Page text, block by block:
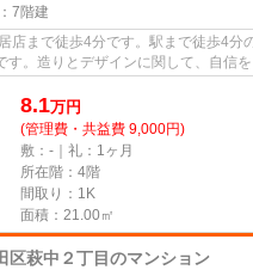
7階建
店まで徒歩4分です。駅まで徒歩4分
す。造りとデザインに関して、自信
ン...
8.1万円
(管理費・共益費 9,000円)
敷：-｜礼：1ヶ月
所在階：4階
間取り：1K
面積：21.00㎡
区萩中２丁目のマンション